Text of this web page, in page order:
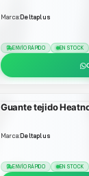
Marca:Deltaplus
ENVÍO RÁPIDO EN STOCK
Guante tejido
Marca:Deltaplus
ENVÍO RÁPIDO EN STOCK